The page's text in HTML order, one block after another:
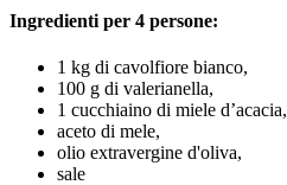
Ingredienti per 4 persone:
1 kg di cavolfiore bianco,
100 g di valerianella,
1 cucchiaino di miele d’acacia,
aceto di mele,
olio extravergine d'oliva,
sale